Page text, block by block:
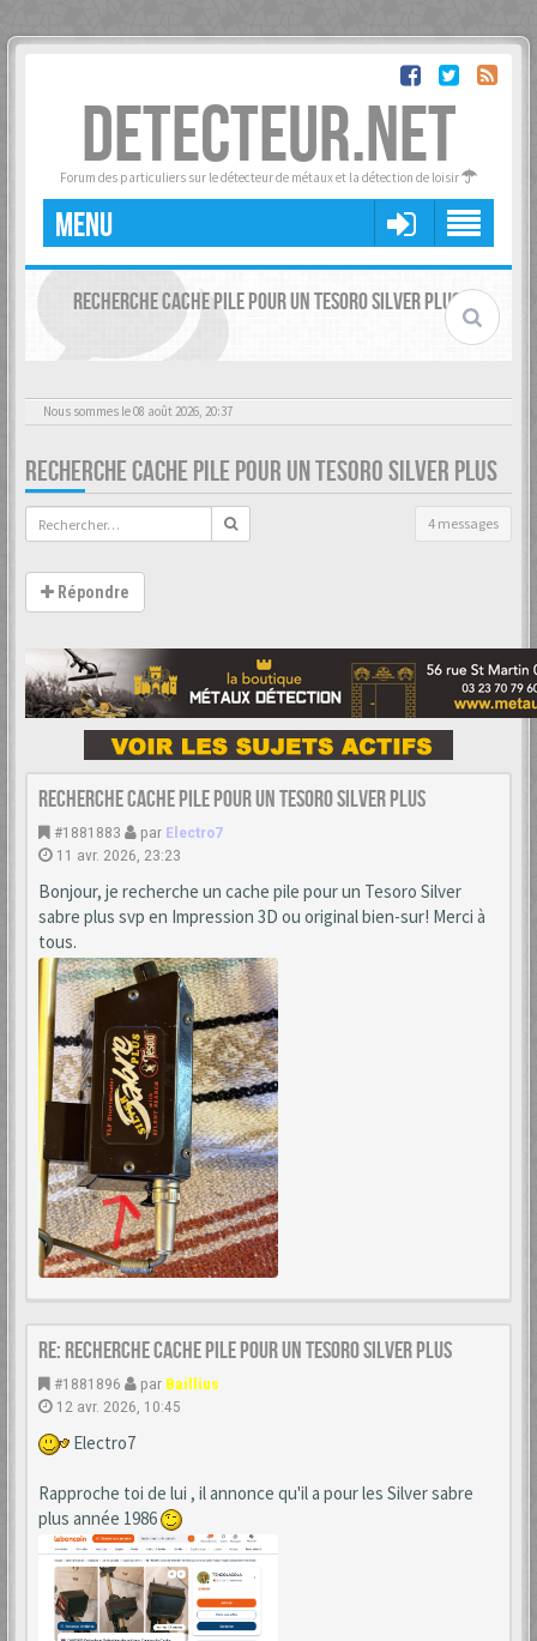
DETECTEUR.NET
Forum des particuliers sur le détecteur de métaux et la détection de loisir
MENU
RECHERCHE CACHE PILE POUR UN TESORO SILVER PLUS
Nous sommes le 08 août 2026, 20:37
RECHERCHE CACHE PILE POUR UN TESORO SILVER PLUS
4 messages
Répondre
Recherche cache Pile pour un Tesoro Silver Plus
#1881883 par Electro7
11 avr. 2026, 23:23
Bonjour, je recherche un cache pile pour un Tesoro Silver
sabre plus svp en Impression 3D ou original bien-sur! Merci à
tous.
Re: Recherche cache Pile pour un Tesoro Silver Plus
#1881896 par Baillius
12 avr. 2026, 10:45
Electro7
Rapproche toi de lui , il annonce qu'il a pour les Silver sabre
plus année 1986